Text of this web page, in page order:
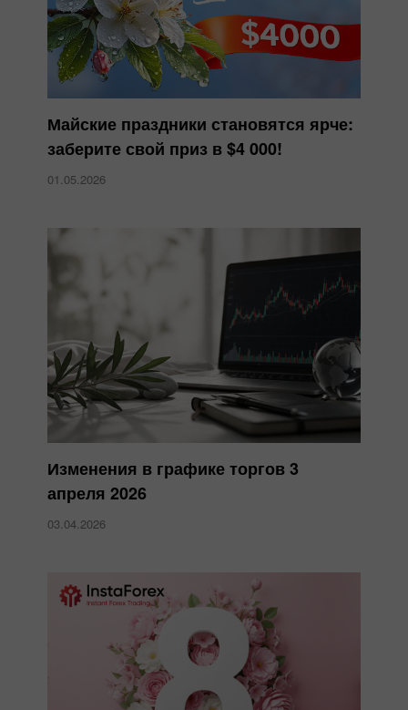
Майские праздники становятся ярче:
заберите свой приз в $4 000!
01.05.2026
Изменения в графике торгов 3
апреля 2026
03.04.2026